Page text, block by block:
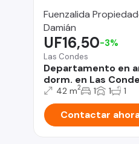
Fuenzalida
Damián
Las Condes
Departamento en
dorm. en Las
UF16,50-3%
42 m2 1 1 1
Contactar